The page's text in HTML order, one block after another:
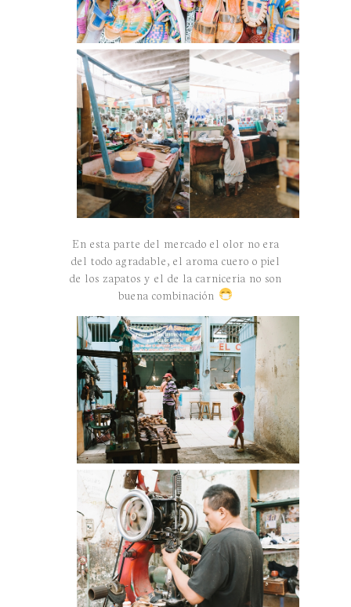
En esta parte del mercado el olor no era
del todo agradable, el aroma cuero o piel
de los zapatos y el de la carniceria no son
buena combinación